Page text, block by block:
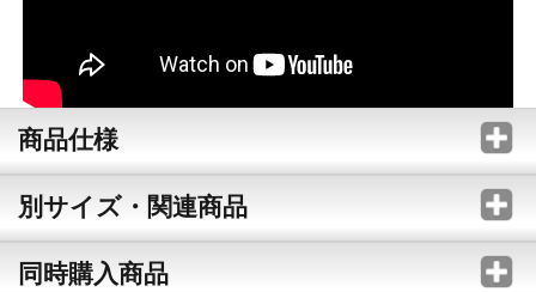
商品仕様
別サイズ・関連商品
同時購入商品